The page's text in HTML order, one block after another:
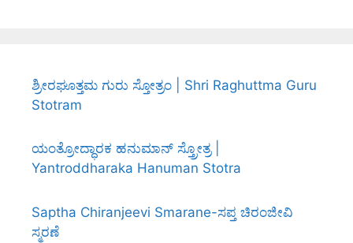
ಶ್ರೀರಘೂತ್ತಮ ಗುರು ಸ್ತೋತ್ರಂ | Shri Raghuttma Guru
Stotram
ಯಂತ್ರೋದ್ಧಾರಕ ಹನುಮಾನ್ ಸ್ತ್ರೋತ್ರ |
Yantroddharaka Hanuman Stotra
Saptha Chiranjeevi Smarane-ಸಪ್ತ ಚಿರಂಜೀವಿ
ಸ್ಮರಣೆ